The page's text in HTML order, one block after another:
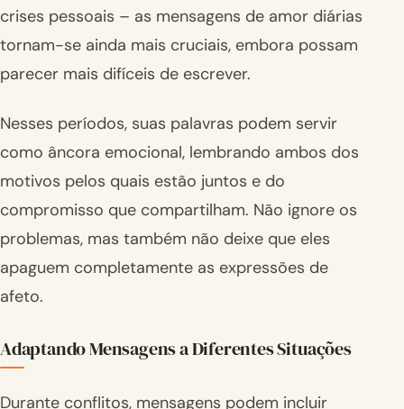
crises pessoais – as mensagens de amor diárias
tornam-se ainda mais cruciais, embora possam
parecer mais difíceis de escrever.
Nesses períodos, suas palavras podem servir
como âncora emocional, lembrando ambos dos
motivos pelos quais estão juntos e do
compromisso que compartilham. Não ignore os
problemas, mas também não deixe que eles
apaguem completamente as expressões de
afeto.
Adaptando Mensagens a Diferentes Situações
Durante conflitos, mensagens podem incluir